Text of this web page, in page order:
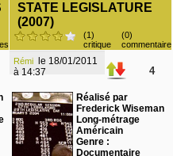
STATE LEGISLATURE
(2007)
(1)
critique
(0)
commentaire
Rémi
à 14:37
4
Réalisé par
Frederick Wiseman
Long-métrage
Américain
Genre :
Documentaire